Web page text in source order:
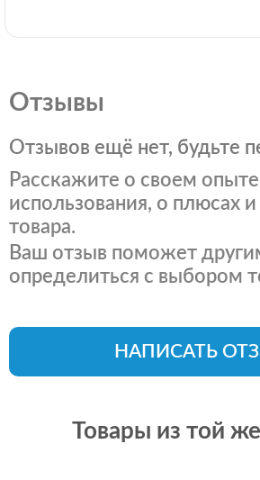
Отзывы
Отзывов ещё нет, будьте
Расскажите о своем опыте
использования, о плюсах
товара.
Ваш отзыв поможет
определиться с выбором
НАПИСАТЬ
Товары из той